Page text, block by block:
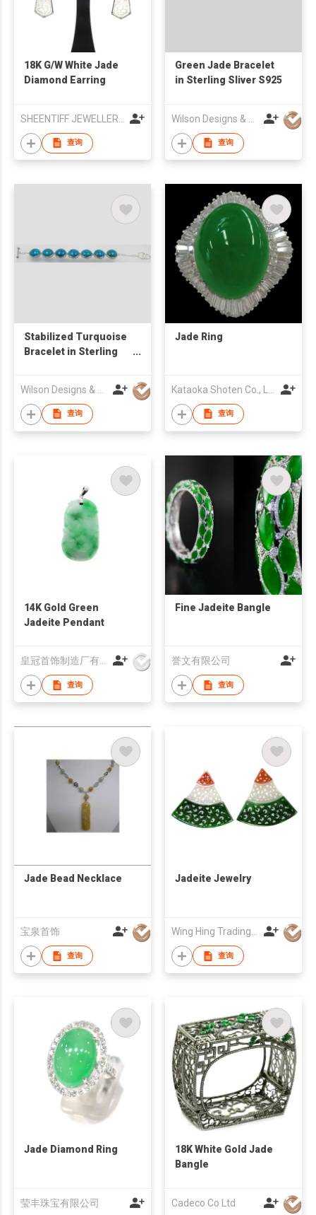
18K G/W White Jade
Diamond Earring
查询
Green Jade Bracelet
in Sterling Sliver S925
查询
Stabilized Turquoise
Bracelet in Sterling
查询
Jade Ring
查询
14K Gold Green
Jadeite Pendant
查询
Fine Jadeite Bangle
誉文有限公司
查询
Jade Bead Necklace
宝泉首饰
查询
Jadeite Jewelry
Wing Hing Trading Company
查询
Jade Diamond Ring
莹丰珠宝有限公司
18K White Gold Jade
Bangle
Cadeco Co Ltd